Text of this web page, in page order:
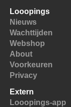
Looopings
Nieuws
Wachttijden
Webshop
About
Voorkeuren
Privacy
Extern
Looopings-app